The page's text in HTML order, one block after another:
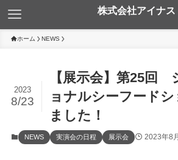
ホーム NEWS
【展示会】第25回
ョナルシーフード
ました！
2023
8/23
NEWS 実演会の日程 展示会 2023年8